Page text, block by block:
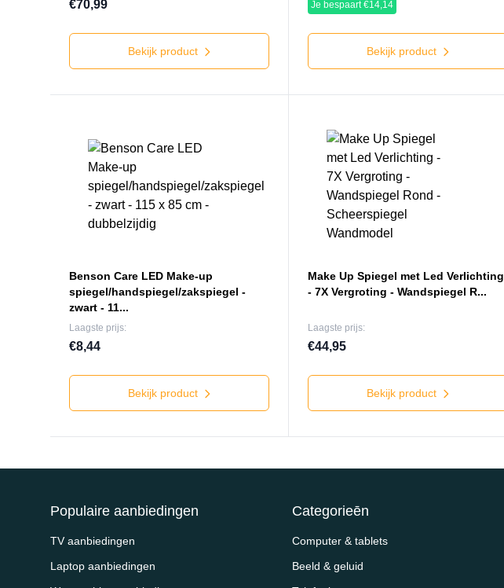
€70,99
Bekijk product
Je bespaart €14,14
Bekijk product
Benson Care LED Make-up
spiegel/handspiegel/zakspiegel -
zwart - 11...
Laagste prijs:
€8,44
Bekijk product
Make Up Spiegel met Led Verlichting
- 7X Vergroting - Wandspiegel R...
Laagste prijs:
€44,95
Bekijk product
Populaire aanbiedingen
TV aanbiedingen
Laptop aanbiedingen
Categorieēn
Computer & tablets
Beeld & geluid